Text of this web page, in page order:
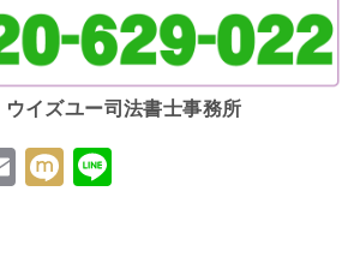
イズユー司法書士事務所
E
M